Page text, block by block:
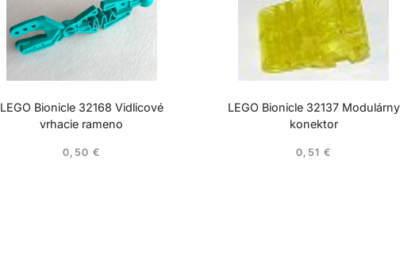
LEGO Bionicle 32168 Vidlicové
vrhacie rameno
0,50€
LEGO Bionicle 32137 Modulárny
konektor
0,51€